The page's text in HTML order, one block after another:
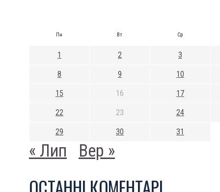
Пн Вт Ср
1 2 3
8 9 10
15 16 17
22 23 24
29 30 31
« Лип Вер »